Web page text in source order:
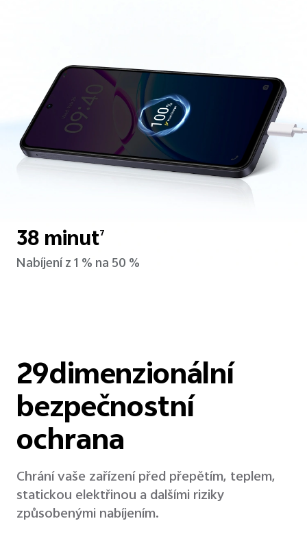
38 minut7
Nabíjení z 1 % na 50 %
29dimenzionální
bezpečnostní
ochrana
Chrání vaše zařízení před přepětím, teplem,
statickou elektřinou a dalšími riziky
způsobenými nabíjením.